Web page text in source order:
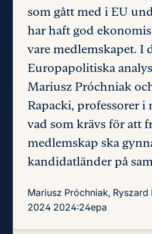
som gått med i EU
har haft god
vare medlemskapet. I
Europapolitiska
Mariusz Próchniak
Rapacki, professorer i
vad som krävs för att
medlemskap ska
kandidatländer på
Mariusz Próchniak, Ryszard
2024 2024:24epa